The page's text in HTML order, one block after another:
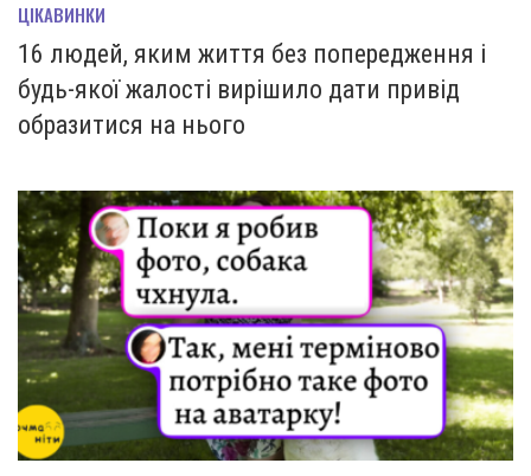
ЦІКАВИНКИ
16 людей, яким життя без попередження і
будь-якої жалості вирішило дати привід
образитися на нього